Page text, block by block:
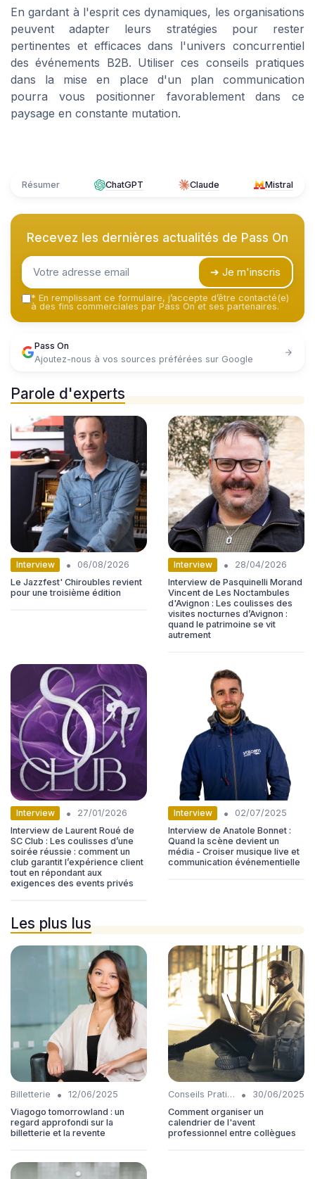
En gardant à l'esprit ces dynamiques, les organisations
peuvent adapter leurs stratégies pour rester
pertinentes et efficaces dans l'univers concurrentiel
des événements B2B. Utiliser ces conseils pratiques
dans la mise en place d'un plan communication
pourra vous positionner favorablement dans ce
paysage en constante mutation.
Résumer ChatGPT Claude Mistral
Recevez les dernières actualités de Pass On
➔ Je m'inscris
* En remplissant ce formulaire, j’accepte d’être contacté(e)
à des fins commerciales par Pass On et ses partenaires.
Pass On
Ajoutez-nous à vos sources préférées sur Google
Parole d'experts
Interview •
06/08/2026
Le Jazzfest' Chiroubles revient
pour une troisième édition
Interview •
28/04/2026
Interview de Pasquinelli Morand
Vincent de Les Noctambules
d'Avignon : Les coulisses des
visites nocturnes d’Avignon :
quand le patrimoine se vit
autrement
Interview •
27/01/2026
Interview de Laurent Roué de
SC Club : Les coulisses d’une
soirée réussie : comment un
club garantit l’expérience client
tout en répondant aux
exigences des events privés
Interview •
02/07/2025
Interview de Anatole Bonnet :
Quand la scène devient un
média - Croiser musique live et
communication événementielle
Les plus lus
Billetterie •
12/06/2025
Viagogo tomorrowland : un
regard approfondi sur la
billetterie et la revente
Conseils Pratiques •
30/06/2025
Comment organiser un
calendrier de l'avent
professionnel entre collègues